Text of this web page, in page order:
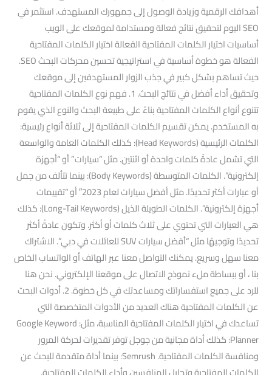
أهدافك الرقمية وزيادة الوصول إلى جمهورك المستهدف. استثمر في
SEO اليوم لتحقيق نتائج فعالة ومستدامة لموقعك على الويب
أساسيات اختيار الكلمات المفتاحية الفعالة اختيار الكلمات المفتاحية
الفعالة هو خطوة أساسية في استراتيجية تحسين محركات البحث SEO.
حيث تساهم بشكل كبير في جذب الزوار المستهدفين إلى موقعك
وتحقيق أداء أفضل في نتائج البحث. 1. فهم نوع الكلمات المفتاحية
تتنوع أنواع الكلمات المفتاحية بناءً على طبيعة البحث والنوع الذي يقوم
به المستخدم. يمكن تقسيم الكلمات المفتاحية إلى ثلاثة أنواع رئيسية:
الكلمات الرئيسية (Head Keywords): كذلك الكلمات العامة والواسعة
التي تشمل عادةً كلمات واحدة أو اثنتين. مثل “سيارات” أو “أجهزة
إلكترونية”. الكلمات المتوسطة (Body Keywords): بينما تتألف من جمل
أو عبارات أكثر تحديدًا. مثل أفضل سيارات لعام 2023″ أو “تقييمات
أجهزة إلكترونية”. الكلمات الطويلة الذيل (Long-Tail Keywords): كذلك
هي العبارات التي تحتوي على ثلاث كلمات أو أكثر. وتكون عادةً أكثر
تحديدًا وتوجيهًا مثل “أفضل سيارات SUV للعائلات في دبي”. الاشتراك
معنا سهل وسريع. يمكنك التواصل معنا عبر الهاتف أو الواتساب الخاص
بنا ، أو ببساطة ملء نموذج الاتصال على موقعنا الإلكتروني. نحن هنا
للرد على جميع استفساراتك ومساعدتك في كل خطوة. 2. أدوات البحث
عن الكلمات المفتاحية هناك العديد من الأدوات المتخصصة التي
تساعدك في اختيار الكلمات المفتاحية المناسبة، مثل: Google Keyword
Planner: كذلك أداة مجانية من جوجل توفر تقديرات لحركة المرور
ومنافسة الكلمات المفتاحية. Semrush: بينما أداة متقدمة للبحث عن